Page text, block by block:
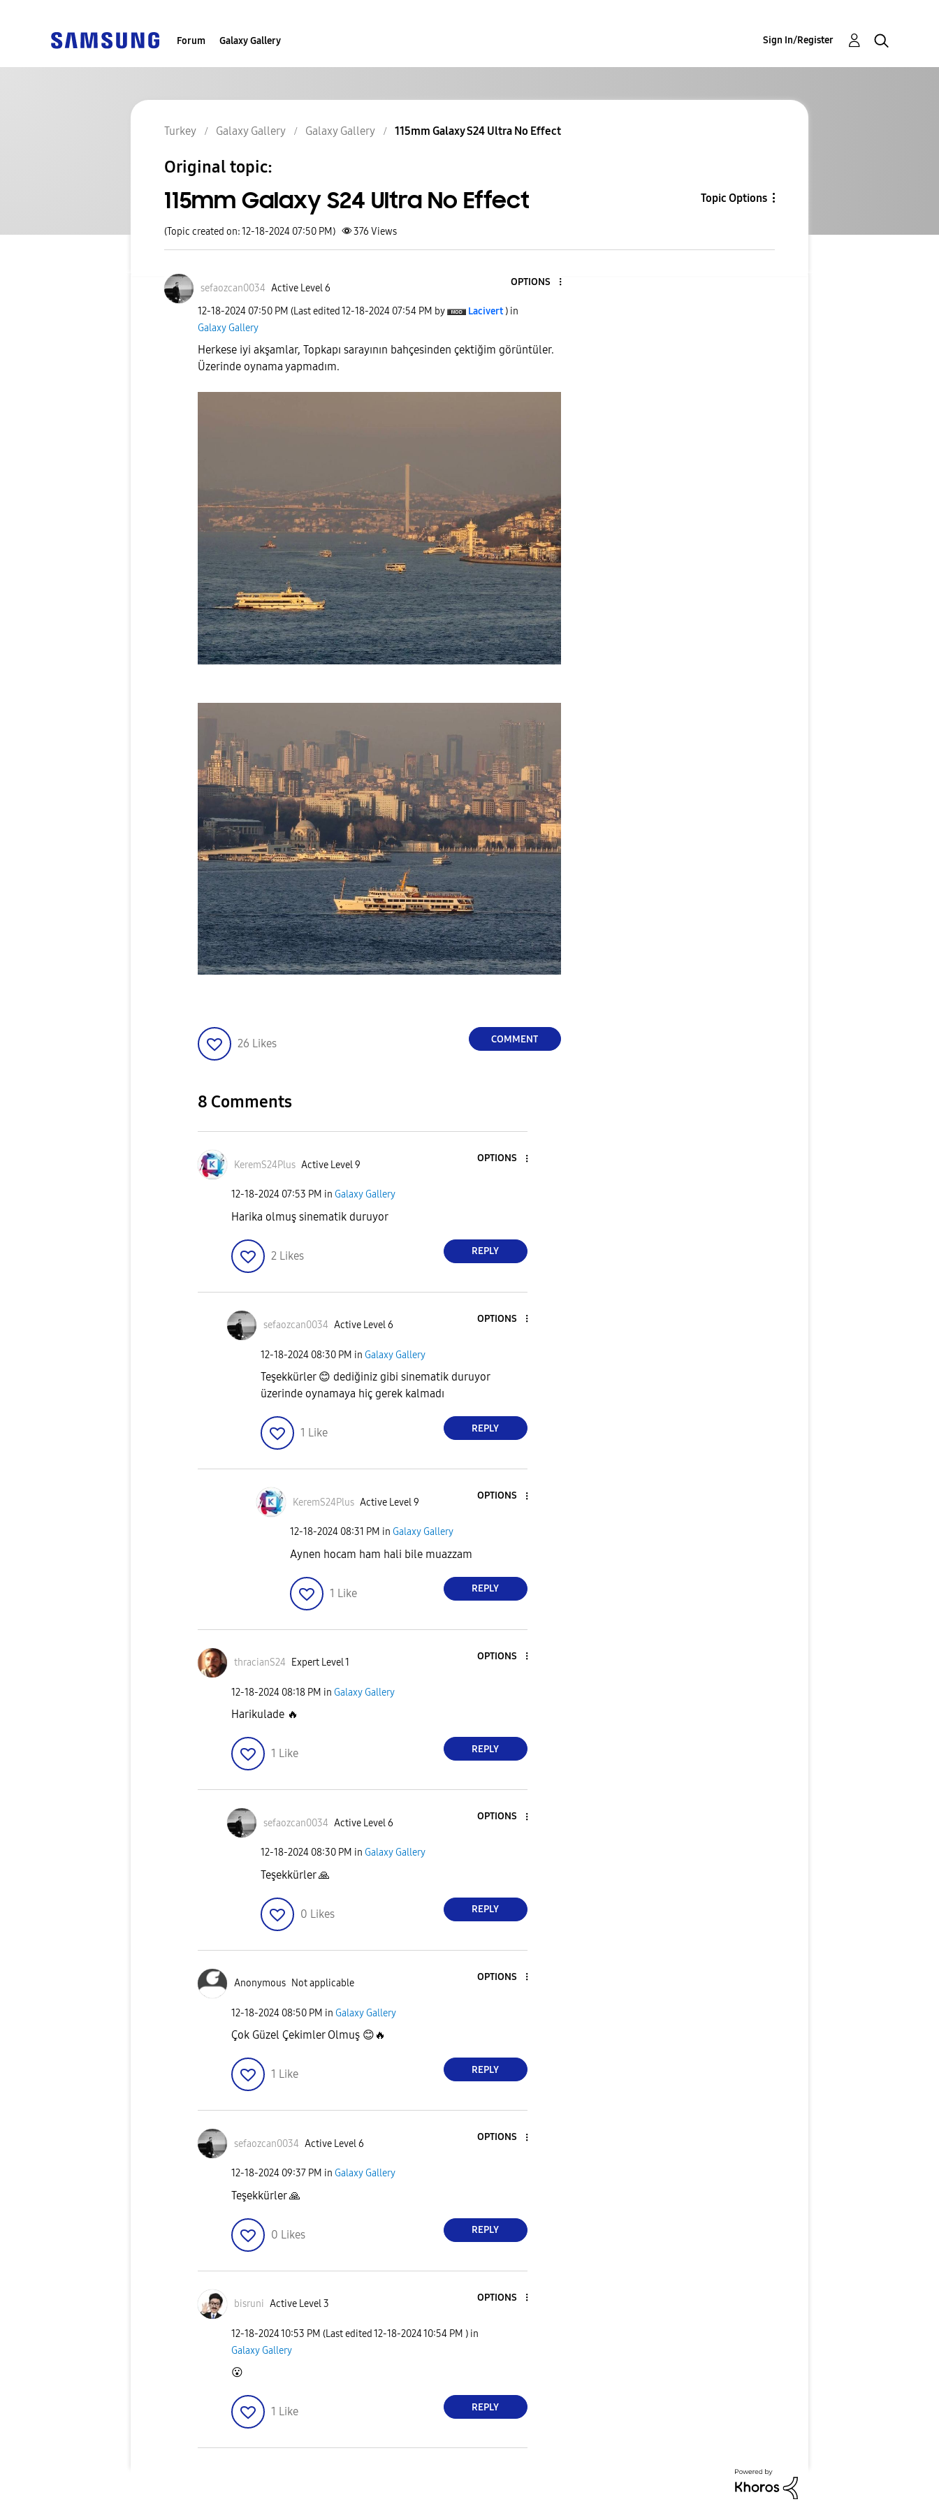
Forum Galaxy Gallery Sign In/Register
Turkey Galaxy Gallery Galaxy Gallery 115mm Galaxy S24 Ultra No Effect
Original topic:
115mm Galaxy S24 Ultra No Effect Topic Options
(Topic created on: 12-18-2024 07:50 PM) 376 Views
sefaozcan0034 Active Level 6
OPTIONS
‎12-18-2024 07:50 PM (Last edited ‎12-18-2024 07:54 PM by Lacivert ) in
Galaxy Gallery
Herkese iyi akşamlar, Topkapı sarayının bahçesinden çektiğim görüntüler.
Üzerinde oynama yapmadım.
26 Likes COMMENT
8 Comments
KeremS24Plus Active Level 9
OPTIONS
‎12-18-2024 07:53 PM in Galaxy Gallery
Harika olmuş sinematik duruyor
2 Likes REPLY
sefaozcan0034 Active Level 6
OPTIONS
‎12-18-2024 08:30 PM in Galaxy Gallery
Teşekkürler 😊 dediğiniz gibi sinematik duruyor
üzerinde oynamaya hiç gerek kalmadı
1 Like REPLY
KeremS24Plus Active Level 9
OPTIONS
‎12-18-2024 08:31 PM in Galaxy Gallery
Aynen hocam ham hali bile muazzam
1 Like REPLY
thracianS24 Expert Level 1
OPTIONS
‎12-18-2024 08:18 PM in Galaxy Gallery
Harikulade 🔥
1 Like REPLY
sefaozcan0034 Active Level 6
OPTIONS
‎12-18-2024 08:30 PM in Galaxy Gallery
Teşekkürler🙏
0 Likes REPLY
Anonymous Not applicable
OPTIONS
‎12-18-2024 08:50 PM in Galaxy Gallery
Çok Güzel Çekimler Olmuş 😊 🔥
1 Like REPLY
sefaozcan0034 Active Level 6
OPTIONS
‎12-18-2024 09:37 PM in Galaxy Gallery
Teşekkürler🙏
0 Likes REPLY
bisruni Active Level 3
OPTIONS
‎12-18-202410:53 PM (Last edited ‎12-18-202410:54 PM ) in
Galaxy Gallery
😮
1 Like REPLY